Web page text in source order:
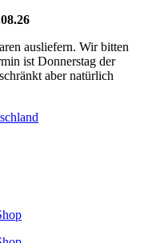
ausliefern. Wir bitten
ist Donnerstag der
aber natürlich